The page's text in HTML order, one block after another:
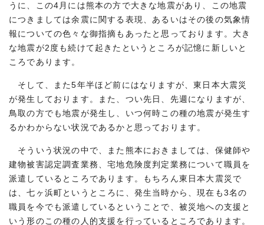
うに、この4月には熊本の方で大きな地震があり、この地震
につきましては余震に関する表現、あるいはその後の気象情
報についての色々な御指摘もあったと思っております。大き
な地震が2度も続けて起きたというところが記憶に新しいと
ころであります。
そして、また5年半ほど前にはなりますが、東日本大震災
が発生しております。また、つい先日、先週になりますが、
鳥取の方でも地震が発生し、いつ何時この種の地震が発生す
るかわからない状況であるかと思っております。
そういう状況の中で、また熊本におきましては、保健師や
建物被害認定調査業務、宅地危険度判定業務について職員を
派遣しているところであります。もちろん東日本大震災で
は、七ヶ浜町というところに、発生当時から、現在も3名の
職員を今でも派遣しているということで、被災地への支援と
いう形のこの種の人的支援を行っているところであります。